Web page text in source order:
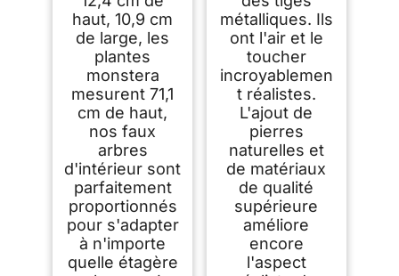
haut, 10,9 cm
de large, les
plantes
monstera
mesurent 71,1
cm de haut,
nos faux
arbres
d'intérieur sont
parfaitement
proportionnés
pour s'adapter
à n'importe
quelle étagère
métalliques. Ils
ont l'air et le
toucher
incroyablemen
t réalistes.
L'ajout de
pierres
naturelles et
de matériaux
de qualité
supérieure
améliore
encore
l'aspect